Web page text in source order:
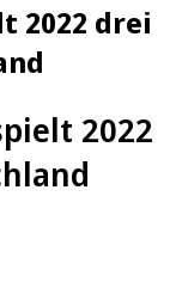
2022 drei
2022